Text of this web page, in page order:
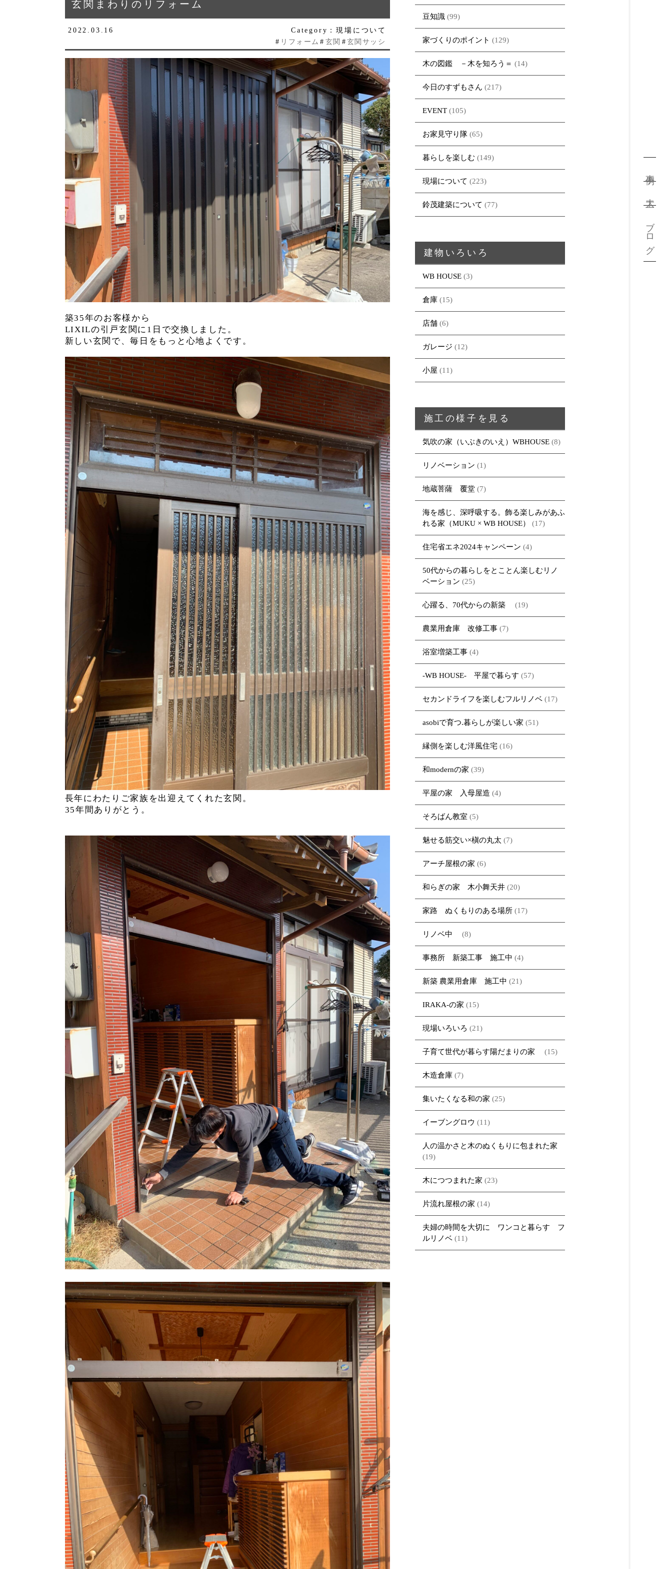
ブログ
玄関まわりのリフォーム
2022.03.16
Category：現場について
# リフォーム # 玄関 # 玄関サッシ
築35年のお客様から
LIXILの引戸玄関に1日で交換しました。
新しい玄関で、毎日をもっと心地よくです。
長年にわたりご家族を出迎えてくれた玄関。
35年間ありがとう。
豆知識(99)
家づくりのポイント (129)
木の図鑑 －木を知ろう＝ (14)
今日のすずもさん (217)
EVENT(105)
お家見守り隊(65)
暮らしを楽しむ (149)
現場について (223)
鈴茂建築について (77)
建物いろいろ
WB HOUSE(3)
倉庫(15)
店舗(6)
ガレージ (12)
小屋 (11)
施工の様子を見る
気吹の家（いぶきのいえ）WBHOUSE(8)
リノベーション (1)
地蔵菩薩 覆堂(7)
海を感じ、深呼吸する。飾る楽しみがあふ
れる家（MUKU × WB HOUSE）
(17)
住宅省エネ2024キャンペーン (4)
50代からの暮らしをとことん楽しむリノ
ベーション (25)
心躍る、70代からの新築 (19)
農業用倉庫 改修工事(7)
浴室増築工事(4)
-WB HOUSE- 平屋で暮らす (57)
セカンドライフを楽しむフルリノベ(17)
asobiで育つ.暮らしが楽しい家 (51)
縁側を楽しむ洋風住宅(16)
和modernの家 (39)
平屋の家 入母屋造 (4)
そろばん教室 (5)
魅せる筋交い×槇の丸太 (7)
アーチ屋根の家 (6)
和らぎの家 木小舞天井(20)
家路 ぬくもりのある場所(17)
リノベ中 (8)
事務所 新築工事 施工中 (4)
新築 農業用倉庫 施工中 (21)
IRAKA-の家 (15)
現場いろいろ (21)
子育て世代が暮らす陽だまりの家 (15)
木造倉庫(7)
集いたくなる和の家 (25)
イーブングロウ (11)
人の温かさと木のぬくもりに包まれた家
(19)
木につつまれた家 (23)
片流れ屋根の家 (14)
夫婦の時間を大切に ワンコと暮らす フ
ルリノベ(11)